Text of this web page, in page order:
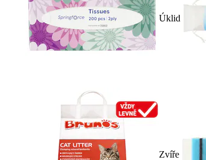
Úklid
Zvíře